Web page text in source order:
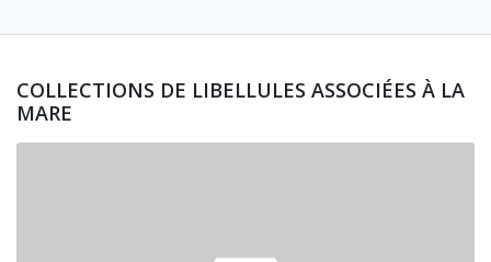
COLLECTIONS DE LIBELLULES ASSOCIÉES À LA
MARE